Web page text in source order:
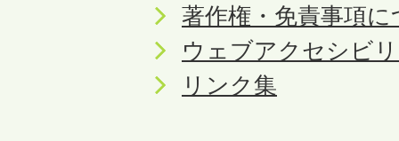
著作権・免責事項
ウェブアクセシビ
リンク集